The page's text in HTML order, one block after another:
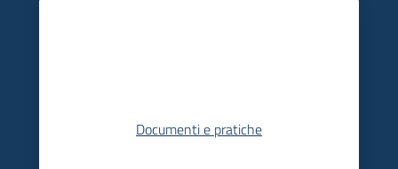
Documenti e pratiche